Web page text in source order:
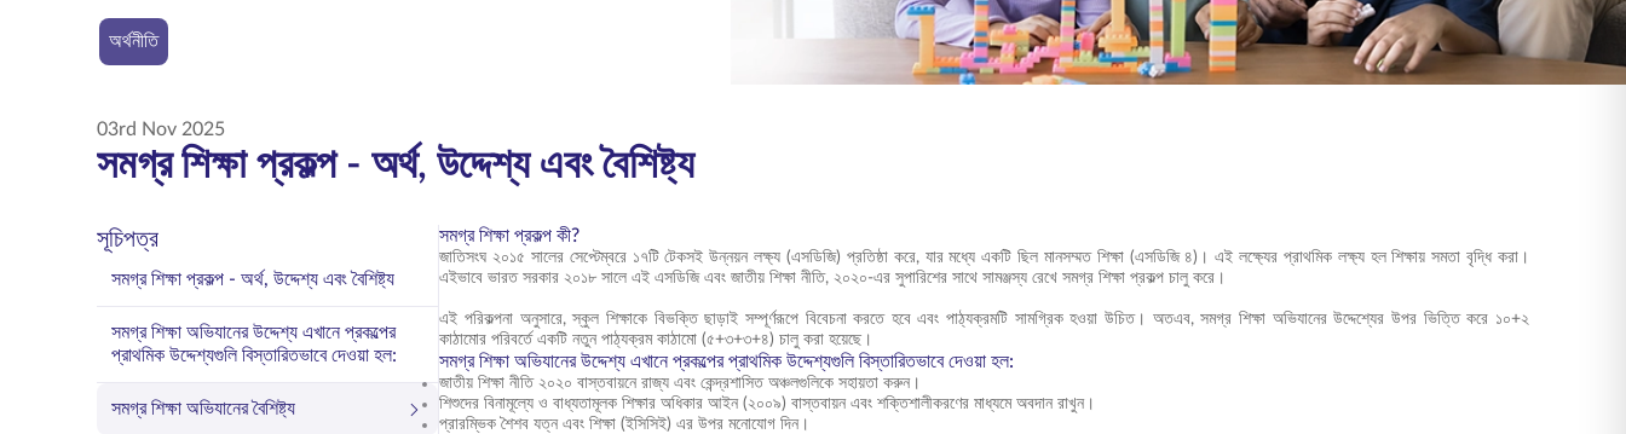
অর্থনীতি
03rd Nov 2025
সমগ্র শিক্ষা প্রকল্প - অর্থ, উদ্দেশ্য এবং বৈশিষ্ট্য
সূচিপত্র
সমগ্র শিক্ষা প্রকল্প - অর্থ, উদ্দেশ্য এবং বৈশিষ্ট্য
সমগ্র শিক্ষা অভিযানের উদ্দেশ্য এখানে প্রকল্পের
প্রাথমিক উদ্দেশ্যগুলি বিস্তারিতভাবে দেওয়া হল:
সমগ্র শিক্ষা অভিযানের বৈশিষ্ট্য
সমগ্র শিক্ষা প্রকল্প কী?
জাতিসংঘ ২০১৫ সালের সেপ্টেম্বরে ১৭টি টেকসই উন্নয়ন লক্ষ্য (এসডিজি) প্রতিষ্ঠা করে, যার মধ্যে একটি ছিল মানসম্মত শিক্ষা (এসডিজি ৪)। এই লক্ষ্যের প্রাথমিক লক্ষ্য হল শিক্ষায় সমতা বৃদ্ধি করা।
এইভাবে ভারত সরকার ২০১৮ সালে এই এসডিজি এবং জাতীয় শিক্ষা নীতি, ২০২০-এর সুপারিশের সাথে সামঞ্জস্য রেখে সমগ্র শিক্ষা প্রকল্প চালু করে।
এই পরিকল্পনা অনুসারে, স্কুল শিক্ষাকে বিভক্তি ছাড়াই সম্পূর্ণরূপে বিবেচনা করতে হবে এবং পাঠ্যক্রমটি সামগ্রিক হওয়া উচিত। অতএব, সমগ্র শিক্ষা অভিযানের উদ্দেশ্যের উপর ভিত্তি করে ১০+২
কাঠামোর পরিবর্তে একটি নতুন পাঠ্যক্রম কাঠামো (৫+৩+৩+৪) চালু করা হয়েছে।
সমগ্র শিক্ষা অভিযানের উদ্দেশ্য এখানে প্রকল্পের প্রাথমিক উদ্দেশ্যগুলি বিস্তারিতভাবে দেওয়া হল:
জাতীয় শিক্ষা নীতি ২০২০ বাস্তবায়নে রাজ্য এবং কেন্দ্রশাসিত অঞ্চলগুলিকে সহায়তা করুন।
শিশুদের বিনামূল্যে ও বাধ্যতামূলক শিক্ষার অধিকার আইন (২০০৯) বাস্তবায়ন এবং শক্তিশালীকরণের মাধ্যমে অবদান রাখুন।
প্রারম্ভিক শৈশব যত্ন এবং শিক্ষা (ইসিসিই) এর উপর মনোযোগ দিন।